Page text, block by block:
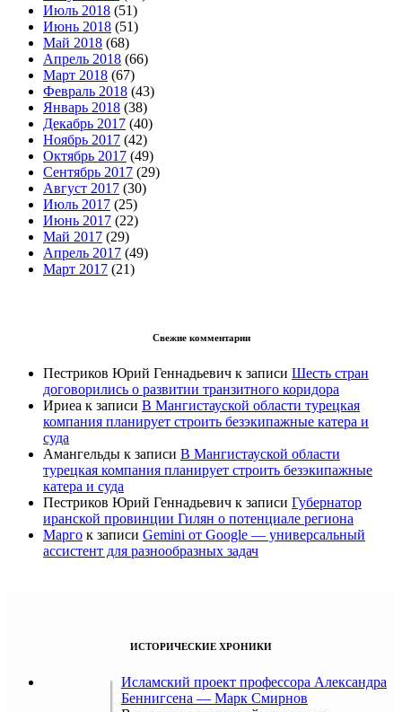
Июль 2018 (51)
Июнь 2018 (51)
Май 2018 (68)
Апрель 2018 (66)
Март 2018 (67)
Февраль 2018 (43)
Январь 2018 (38)
Декабрь 2017 (40)
Ноябрь 2017 (42)
Октябрь 2017 (49)
Сентябрь 2017 (29)
Август 2017 (30)
Июль 2017 (25)
Июнь 2017 (22)
Май 2017 (29)
Апрель 2017 (49)
Март 2017 (21)
Свежие комментарии
Пестриков Юрий Геннадьевич к записи Шесть стран
договорились о развитии транзитного коридора
Ириеа к записи В Мангистауской области турецкая
компания планирует строить безэкипажные катера и
суда
Амангельды к записи В Мангистауской области
турецкая компания планирует строить безэкипажные
катера и суда
Пестриков Юрий Геннадьевич к записи Губернатор
иранской провинции Гилян о потенциале региона
Марго к записи Gemini от Google — универсальный
ассистент для разнообразных задач
ИСТОРИЧЕСКИЕ ХРОНИКИ
Исламский проект профессора Александра
Беннигсена — Марк Смирнов